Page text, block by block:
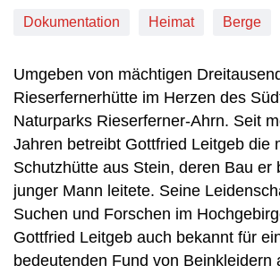
Dokumentation Heimat Berge
Umgeben von mächtigen
Rieserfernerhütte im Herzen des
Naturparks Rieserferner-Ahrn. Seit
Jahren betreibt Gottfried Leitgeb die
Schutzhütte aus Stein, deren Bau er
junger Mann leitete. Seine
Suchen und Forschen im
Gottfried Leitgeb auch bekannt für
bedeutenden Fund von Beinkleidern